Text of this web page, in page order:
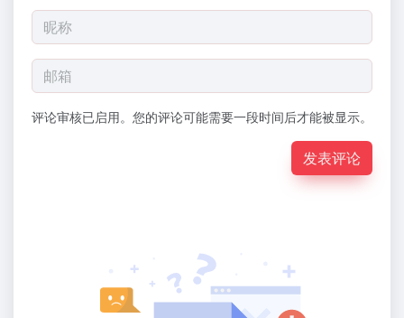
评论审核已启用。您的评论可能需要一段时间后才能被显示。
发表评论